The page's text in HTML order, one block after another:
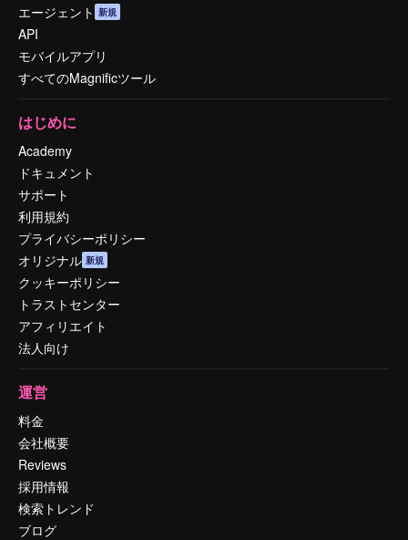
エージェント 新規
API
モバイルアプリ
すべてのMagnificツール
はじめに
Academy
ドキュメント
サポート
利用規約
プライバシーポリシー
オリジナル 新規
クッキーポリシー
トラストセンター
アフィリエイト
法人向け
運営
料金
会社概要
Reviews
採用情報
検索トレンド
ブログ